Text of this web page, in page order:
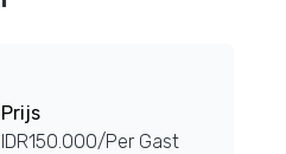
Prijs
IDR150.000/Per Gast